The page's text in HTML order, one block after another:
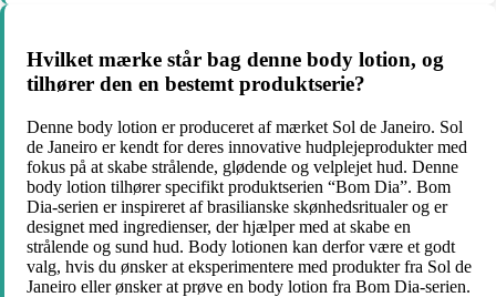
Hvilket mærke står bag denne body lotion, og
tilhører den en bestemt produktserie?
Denne body lotion er produceret af mærket Sol de Janeiro. Sol
de Janeiro er kendt for deres innovative hudplejeprodukter med
fokus på at skabe strålende, glødende og velplejet hud. Denne
body lotion tilhører specifikt produktserien “Bom Dia”. Bom
Dia-serien er inspireret af brasilianske skønhedsritualer og er
designet med ingredienser, der hjælper med at skabe en
strålende og sund hud. Body lotionen kan derfor være et godt
valg, hvis du ønsker at eksperimentere med produkter fra Sol de
Janeiro eller ønsker at prøve en body lotion fra Bom Dia-serien.